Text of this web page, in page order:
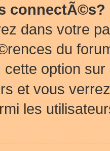
connectÃ©s?
dans votre
du
cette option sur
et vous
les